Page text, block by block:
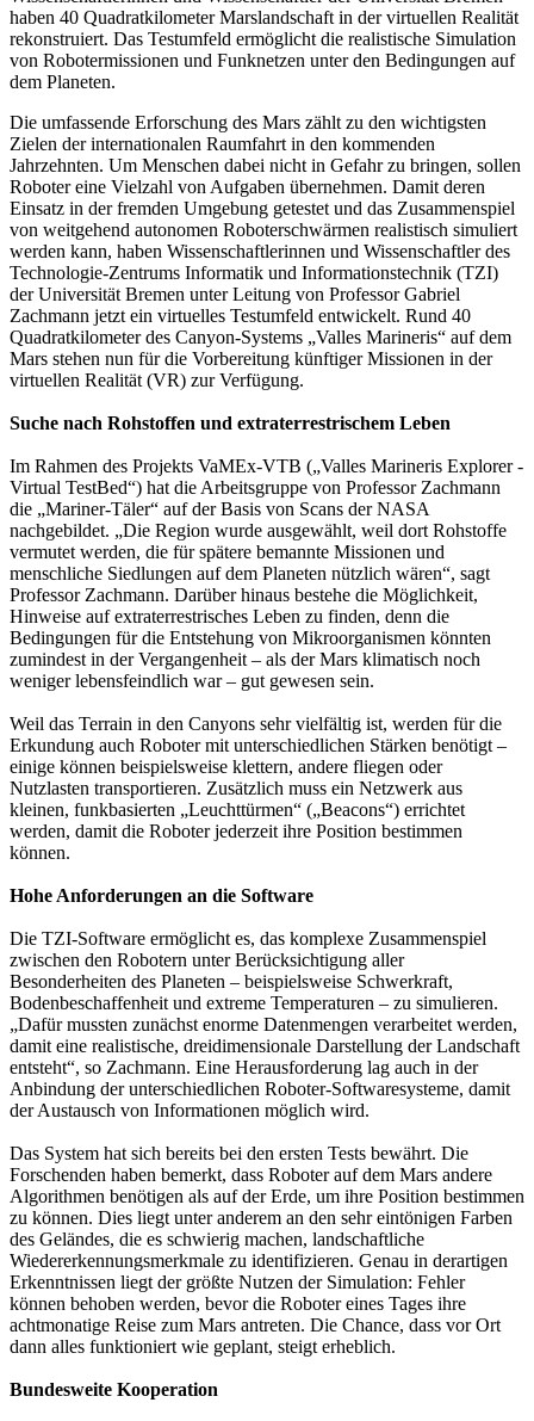
haben 40 Quadratkilometer Marslandschaft in der virtuellen Realität
rekonstruiert. Das Testumfeld ermöglicht die realistische Simulation
von Robotermissionen und Funknetzen unter den Bedingungen auf
dem Planeten.
Die umfassende Erforschung des Mars zählt zu den wichtigsten
Zielen der internationalen Raumfahrt in den kommenden
Jahrzehnten. Um Menschen dabei nicht in Gefahr zu bringen, sollen
Roboter eine Vielzahl von Aufgaben übernehmen. Damit deren
Einsatz in der fremden Umgebung getestet und das Zusammenspiel
von weitgehend autonomen Roboterschwärmen realistisch simuliert
werden kann, haben Wissenschaftlerinnen und Wissenschaftler des
Technologie-Zentrums Informatik und Informationstechnik (TZI)
der Universität Bremen unter Leitung von Professor Gabriel
Zachmann jetzt ein virtuelles Testumfeld entwickelt. Rund 40
Quadratkilometer des Canyon-Systems „Valles Marineris“ auf dem
Mars stehen nun für die Vorbereitung künftiger Missionen in der
virtuellen Realität (VR) zur Verfügung.
Suche nach Rohstoffen und extraterrestrischem Leben
Im Rahmen des Projekts VaMEx-VTB („Valles Marineris Explorer -
Virtual TestBed“) hat die Arbeitsgruppe von Professor Zachmann
die „Mariner-Täler“ auf der Basis von Scans der NASA
nachgebildet. „Die Region wurde ausgewählt, weil dort Rohstoffe
vermutet werden, die für spätere bemannte Missionen und
menschliche Siedlungen auf dem Planeten nützlich wären“, sagt
Professor Zachmann. Darüber hinaus bestehe die Möglichkeit,
Hinweise auf extraterrestrisches Leben zu finden, denn die
Bedingungen für die Entstehung von Mikroorganismen könnten
zumindest in der Vergangenheit – als der Mars klimatisch noch
weniger lebensfeindlich war – gut gewesen sein.
Weil das Terrain in den Canyons sehr vielfältig ist, werden für die
Erkundung auch Roboter mit unterschiedlichen Stärken benötigt –
einige können beispielsweise klettern, andere fliegen oder
Nutzlasten transportieren. Zusätzlich muss ein Netzwerk aus
kleinen, funkbasierten „Leuchttürmen“ („Beacons“) errichtet
werden, damit die Roboter jederzeit ihre Position bestimmen
können.
Hohe Anforderungen an die Software
Die TZI-Software ermöglicht es, das komplexe Zusammenspiel
zwischen den Robotern unter Berücksichtigung aller
Besonderheiten des Planeten – beispielsweise Schwerkraft,
Bodenbeschaffenheit und extreme Temperaturen – zu simulieren.
„Dafür mussten zunächst enorme Datenmengen verarbeitet werden,
damit eine realistische, dreidimensionale Darstellung der Landschaft
entsteht“, so Zachmann. Eine Herausforderung lag auch in der
Anbindung der unterschiedlichen Roboter-Softwaresysteme, damit
der Austausch von Informationen möglich wird.
Das System hat sich bereits bei den ersten Tests bewährt. Die
Forschenden haben bemerkt, dass Roboter auf dem Mars andere
Algorithmen benötigen als auf der Erde, um ihre Position bestimmen
zu können. Dies liegt unter anderem an den sehr eintönigen Farben
des Geländes, die es schwierig machen, landschaftliche
Wiedererkennungsmerkmale zu identifizieren. Genau in derartigen
Erkenntnissen liegt der größte Nutzen der Simulation: Fehler
können behoben werden, bevor die Roboter eines Tages ihre
achtmonatige Reise zum Mars antreten. Die Chance, dass vor Ort
dann alles funktioniert wie geplant, steigt erheblich.
Bundesweite Kooperation